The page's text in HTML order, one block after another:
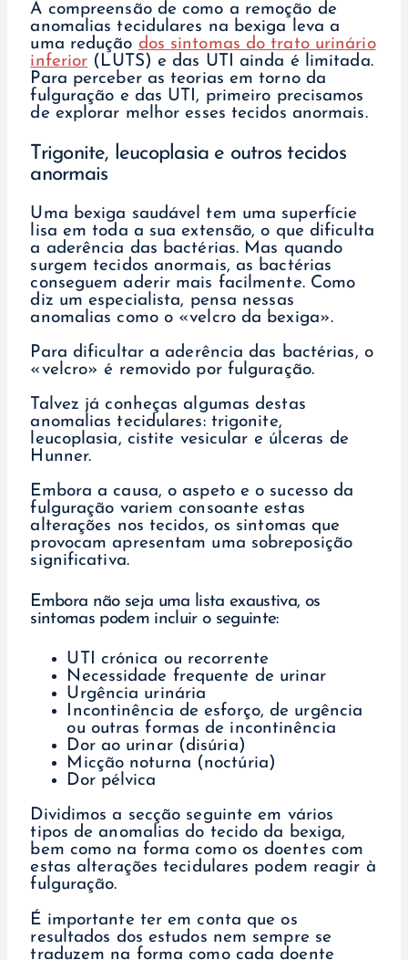
A compreensão de como a remoção de
anomalias tecidulares na bexiga leva a
uma redução dos sintomas do trato urinário
inferior (LUTS) e das UTI ainda é limitada.
Para perceber as teorias em torno da
fulguração e das UTI, primeiro precisamos
de explorar melhor esses tecidos anormais.
Trigonite, leucoplasia e outros tecidos
anormais
Uma bexiga saudável tem uma superfície
lisa em toda a sua extensão, o que dificulta
a aderência das bactérias. Mas quando
surgem tecidos anormais, as bactérias
conseguem aderir mais facilmente. Como
diz um especialista, pensa nessas
anomalias como o «velcro da bexiga».
Para dificultar a aderência das bactérias, o
«velcro» é removido por fulguração.
Talvez já conheças algumas destas
anomalias tecidulares: trigonite,
leucoplasia, cistite vesicular e úlceras de
Hunner.
Embora a causa, o aspeto e o sucesso da
fulguração variem consoante estas
alterações nos tecidos, os sintomas que
provocam apresentam uma sobreposição
significativa.
Embora não seja uma lista exaustiva, os
sintomas podem incluir o seguinte:
UTI crónica ou recorrente
Necessidade frequente de urinar
Urgência urinária
Incontinência de esforço, de urgência
ou outras formas de incontinência
Dor ao urinar (disúria)
Micção noturna (noctúria)
Dor pélvica
Dividimos a secção seguinte em vários
tipos de anomalias do tecido da bexiga,
bem como na forma como os doentes com
estas alterações tecidulares podem reagir à
fulguração.
É importante ter em conta que os
resultados dos estudos nem sempre se
traduzem na forma como cada doente